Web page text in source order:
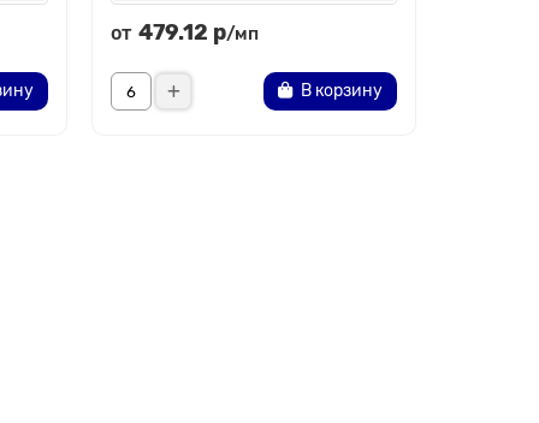
от 479.12 р/мп
В корзину